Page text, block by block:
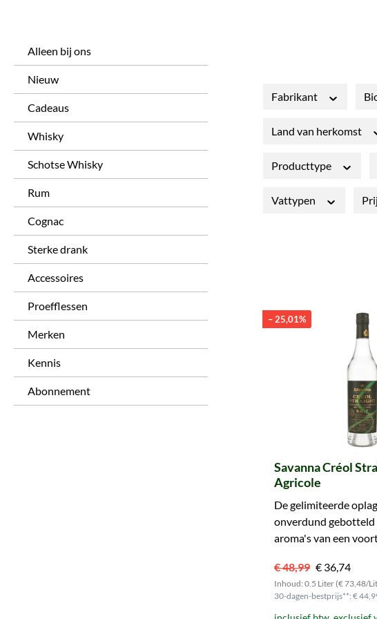
Alleen bij ons
Nieuw
Cadeaus
Whisky
Schotse Whisky
Rum
Cognac
Sterke drank
Accessoires
Proefflessen
Merken
Kennis
Abonnement
Fabrikant
Land van herkomst
Producttype
Vattypen
– 25,01%
Savanna Créol
Agricole
De gelimiteerde
onverdund gebotteld
aroma's van een
kans.
€ 48,99 € 36,74
Inhoud: 0.5 Liter (€ 73,48/
30-dagen-bestprijs**: €